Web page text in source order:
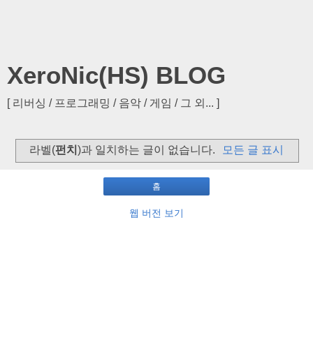
XeroNic(HS) BLOG
[ 리버싱 / 프로그래밍 / 음악 / 게임 / 그 외... ]
라벨(펀치 )과 일치하는 글이 없습니다. 모든 글 표시
홈
웹 버전 보기